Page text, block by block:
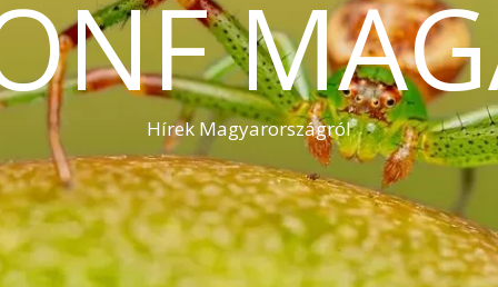
Hírek Magyarországról